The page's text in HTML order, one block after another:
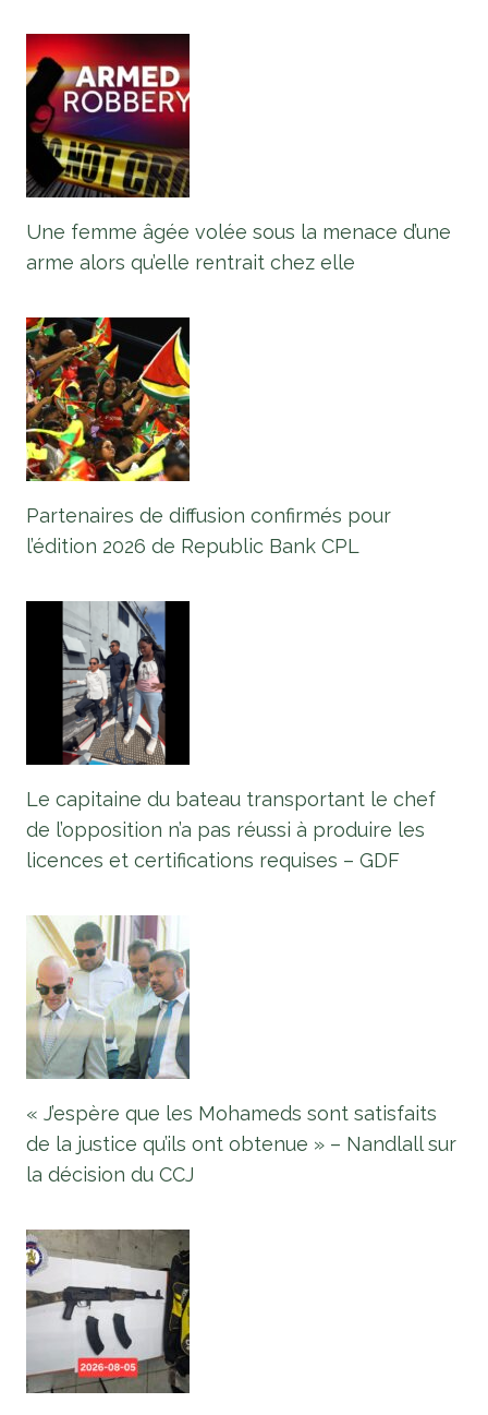
Une femme âgée volée sous la menace d’une
arme alors qu’elle rentrait chez elle
Partenaires de diffusion confirmés pour
l’édition 2026 de Republic Bank CPL
Le capitaine du bateau transportant le chef
de l’opposition n’a pas réussi à produire les
licences et certifications requises – GDF
« J’espère que les Mohameds sont satisfaits
de la justice qu’ils ont obtenue » – Nandlall sur
la décision du CCJ